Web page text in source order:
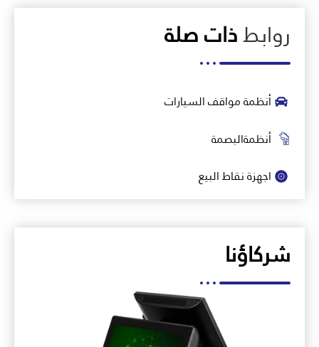
روابطذات صلة
أنظمة مواقف السيارات
أنظمةالبصمة
اجهزة نقاط البيع
شركاؤنا